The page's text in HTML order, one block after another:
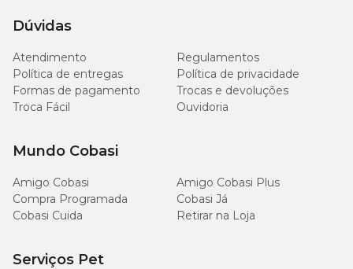
Dúvidas
Atendimento
Regulamentos
Política de entregas
Política de privacidade
Formas de pagamento
Trocas e devoluções
Troca Fácil
Ouvidoria
Mundo Cobasi
Amigo Cobasi
Amigo Cobasi Plus
Compra Programada
Cobasi Já
Cobasi Cuida
Retirar na Loja
Serviços Pet